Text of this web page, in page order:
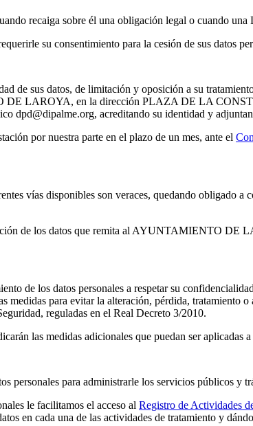
recaiga sobre él una obligación legal o cuando una
su consentimiento para la cesión de sus datos
de sus datos, de limitación y oposición a su
DE LAROYA, en la dirección PLAZA DE LA
acreditando su identidad y
por nuestra parte en el plazo de un mes, ante el
vías disponibles son veraces, quedando obligado
de los datos que remita al AYUNTAMIENTO DE
de los datos personales a respetar su
medidas para evitar la alteración, pérdida, tratamiento
reguladas en el Real Decreto 3/2010.
las medidas adicionales que puedan ser aplicadas
para administrarle los servicios públicos y
le facilitamos el acceso al Registro de Actividades
en cada una de las actividades de tratamiento y